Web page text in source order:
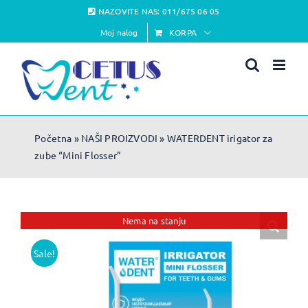
content
NAZOVITE NAS: 011/675 06 05
Moj nalog
KORPA
Početna » NAŠI PROIZVODI » WATERDENT irigator za
zube “Mini Flosser”
Nema na stanju
Sale!